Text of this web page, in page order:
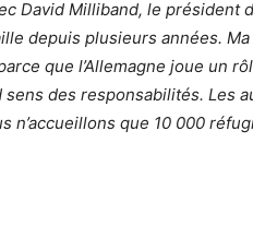
David Milliband, le président
depuis plusieurs années.
que l’Allemagne joue un
des responsabilités. Les
n’accueillons que 10 000